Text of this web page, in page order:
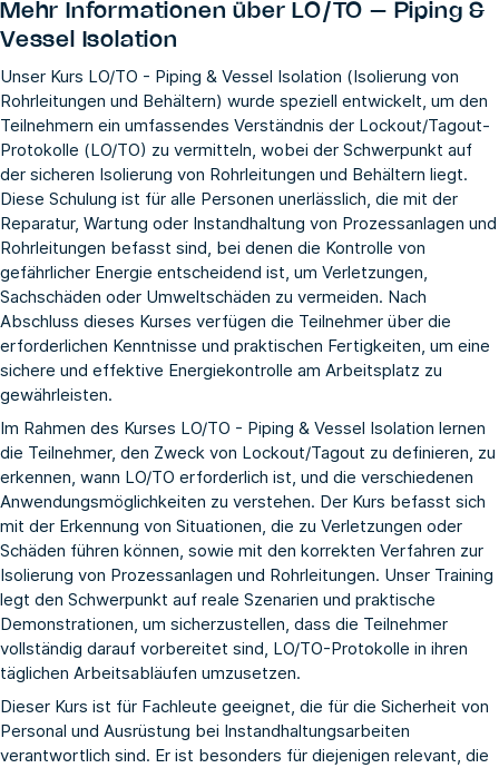
Mehr Informationen über LO/TO – Piping &
Vessel Isolation
Unser Kurs LO/TO - Piping & Vessel Isolation (Isolierung von
Rohrleitungen und Behältern) wurde speziell entwickelt, um den
Teilnehmern ein umfassendes Verständnis der Lockout/Tagout-
Protokolle (LO/TO) zu vermitteln, wobei der Schwerpunkt auf
der sicheren Isolierung von Rohrleitungen und Behältern liegt.
Diese Schulung ist für alle Personen unerlässlich, die mit der
Reparatur, Wartung oder Instandhaltung von Prozessanlagen und
Rohrleitungen befasst sind, bei denen die Kontrolle von
gefährlicher Energie entscheidend ist, um Verletzungen,
Sachschäden oder Umweltschäden zu vermeiden. Nach
Abschluss dieses Kurses verfügen die Teilnehmer über die
erforderlichen Kenntnisse und praktischen Fertigkeiten, um eine
sichere und effektive Energiekontrolle am Arbeitsplatz zu
gewährleisten.
Im Rahmen des Kurses LO/TO - Piping & Vessel Isolation lernen
die Teilnehmer, den Zweck von Lockout/Tagout zu definieren, zu
erkennen, wann LO/TO erforderlich ist, und die verschiedenen
Anwendungsmöglichkeiten zu verstehen. Der Kurs befasst sich
mit der Erkennung von Situationen, die zu Verletzungen oder
Schäden führen können, sowie mit den korrekten Verfahren zur
Isolierung von Prozessanlagen und Rohrleitungen. Unser Training
legt den Schwerpunkt auf reale Szenarien und praktische
Demonstrationen, um sicherzustellen, dass die Teilnehmer
vollständig darauf vorbereitet sind, LO/TO-Protokolle in ihren
täglichen Arbeitsabläufen umzusetzen.
Dieser Kurs ist für Fachleute geeignet, die für die Sicherheit von
Personal und Ausrüstung bei Instandhaltungsarbeiten
verantwortlich sind. Er ist besonders für diejenigen relevant, die